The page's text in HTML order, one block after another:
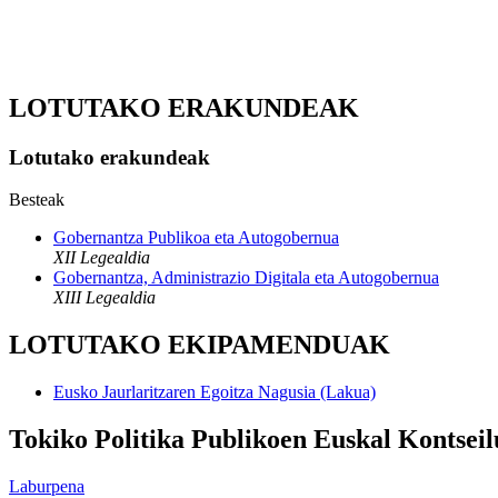
LOTUTAKO ERAKUNDEAK
Lotutako erakundeak
Besteak
Gobernantza Publikoa eta Autogobernua
XII Legealdia
Gobernantza, Administrazio Digitala eta Autogobernua
XIII Legealdia
LOTUTAKO EKIPAMENDUAK
Eusko Jaurlaritzaren Egoitza Nagusia (Lakua)
Tokiko Politika Publikoen Euskal
Laburpena